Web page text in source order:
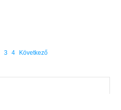
3 4 Következő